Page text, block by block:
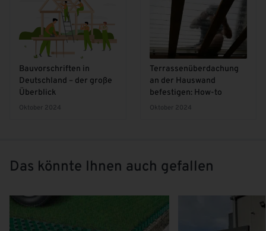
Bauvorschriften in
Deutschland – der große
Überblick
Oktober 2024
Terrassenüberdachung
an der Hauswand
befestigen: How-to
Oktober 2024
Das könnte Ihnen auch gefallen